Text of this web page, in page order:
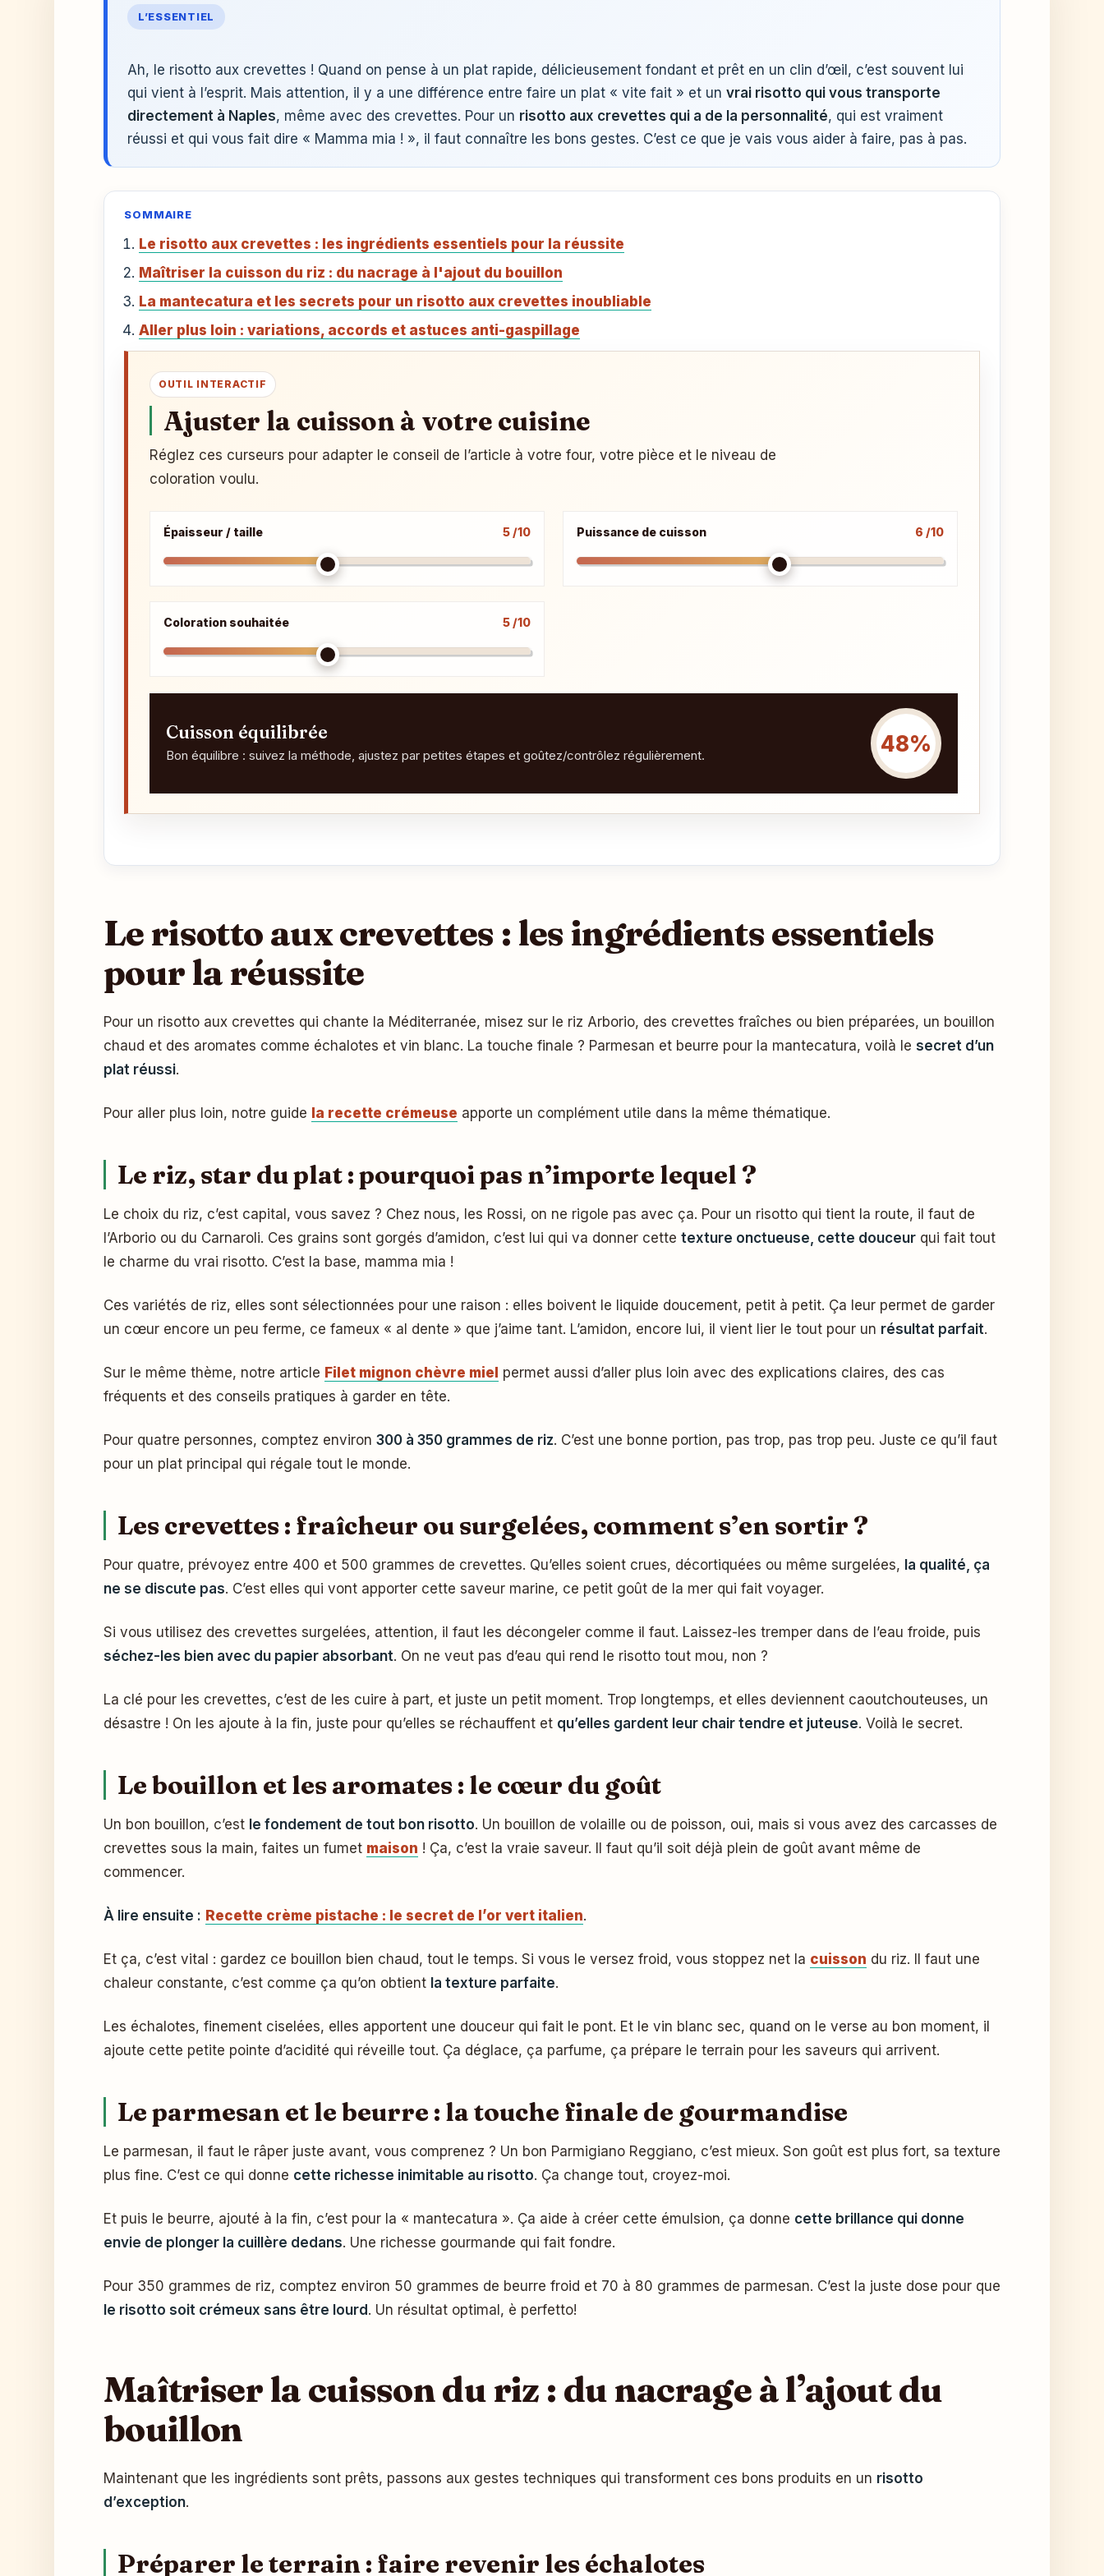
L’ESSENTIEL
Ah, le risotto aux crevettes ! Quand on pense à un plat rapide, délicieusement fondant et prêt en un clin d’œil, c’est souvent lui
qui vient à l’esprit. Mais attention, il y a une différence entre faire un plat « vite fait » et un vrai risotto qui vous transporte
directement à Naples, même avec des crevettes. Pour un risotto aux crevettes qui a de la personnalité, qui est vraiment
réussi et qui vous fait dire « Mamma mia ! », il faut connaître les bons gestes. C’est ce que je vais vous aider à faire, pas à pas.
SOMMAIRE
Le risotto aux crevettes : les ingrédients essentiels pour la réussite
Maîtriser la cuisson du riz : du nacrage à l'ajout du bouillon
La mantecatura et les secrets pour un risotto aux crevettes inoubliable
Aller plus loin : variations, accords et astuces anti-gaspillage
OUTIL INTERACTIF
Ajuster la cuisson à votre cuisine
Réglez ces curseurs pour adapter le conseil de l’article à votre four, votre pièce et le niveau de
coloration voulu.
Épaisseur / taille 5 /10 Puissance de cuisson 6 /10
Coloration souhaitée 5 /10
Cuisson équilibrée
Bon équilibre : suivez la méthode, ajustez par petites étapes et goûtez/contrôlez régulièrement. 48%
Le risotto aux crevettes : les ingrédients essentiels
pour la réussite
Pour un risotto aux crevettes qui chante la Méditerranée, misez sur le riz Arborio, des crevettes fraîches ou bien préparées, un bouillon
chaud et des aromates comme échalotes et vin blanc. La touche finale ? Parmesan et beurre pour la mantecatura, voilà le secret d’un
plat réussi.
Pour aller plus loin, notre guide la recette crémeuse apporte un complément utile dans la même thématique.
Le riz, star du plat : pourquoi pas n’importe lequel ?
Le choix du riz, c’est capital, vous savez ? Chez nous, les Rossi, on ne rigole pas avec ça. Pour un risotto qui tient la route, il faut de
l’Arborio ou du Carnaroli. Ces grains sont gorgés d’amidon, c’est lui qui va donner cette texture onctueuse, cette douceur qui fait tout
le charme du vrai risotto. C’est la base, mamma mia !
Ces variétés de riz, elles sont sélectionnées pour une raison : elles boivent le liquide doucement, petit à petit. Ça leur permet de garder
un cœur encore un peu ferme, ce fameux « al dente » que j’aime tant. L’amidon, encore lui, il vient lier le tout pour un résultat parfait.
Sur le même thème, notre article Filet mignon chèvre miel permet aussi d’aller plus loin avec des explications claires, des cas
fréquents et des conseils pratiques à garder en tête.
Pour quatre personnes, comptez environ 300 à 350 grammes de riz. C’est une bonne portion, pas trop, pas trop peu. Juste ce qu’il faut
pour un plat principal qui régale tout le monde.
Les crevettes : fraîcheur ou surgelées, comment s’en sortir ?
Pour quatre, prévoyez entre 400 et 500 grammes de crevettes. Qu’elles soient crues, décortiquées ou même surgelées, la qualité, ça
ne se discute pas. C’est elles qui vont apporter cette saveur marine, ce petit goût de la mer qui fait voyager.
Si vous utilisez des crevettes surgelées, attention, il faut les décongeler comme il faut. Laissez-les tremper dans de l’eau froide, puis
séchez-les bien avec du papier absorbant. On ne veut pas d’eau qui rend le risotto tout mou, non ?
La clé pour les crevettes, c’est de les cuire à part, et juste un petit moment. Trop longtemps, et elles deviennent caoutchouteuses, un
désastre ! On les ajoute à la fin, juste pour qu’elles se réchauffent et qu’elles gardent leur chair tendre et juteuse. Voilà le secret.
Le bouillon et les aromates : le cœur du goût
Un bon bouillon, c’est le fondement de tout bon risotto. Un bouillon de volaille ou de poisson, oui, mais si vous avez des carcasses de
crevettes sous la main, faites un fumet maison ! Ça, c’est la vraie saveur. Il faut qu’il soit déjà plein de goût avant même de
commencer.
À lire ensuite : Recette crème pistache : le secret de l’or vert italien.
Et ça, c’est vital : gardez ce bouillon bien chaud, tout le temps. Si vous le versez froid, vous stoppez net la cuisson du riz. Il faut une
chaleur constante, c’est comme ça qu’on obtient la texture parfaite.
Les échalotes, finement ciselées, elles apportent une douceur qui fait le pont. Et le vin blanc sec, quand on le verse au bon moment, il
ajoute cette petite pointe d’acidité qui réveille tout. Ça déglace, ça parfume, ça prépare le terrain pour les saveurs qui arrivent.
Le parmesan et le beurre : la touche finale de gourmandise
Le parmesan, il faut le râper juste avant, vous comprenez ? Un bon Parmigiano Reggiano, c’est mieux. Son goût est plus fort, sa texture
plus fine. C’est ce qui donne cette richesse inimitable au risotto. Ça change tout, croyez-moi.
Et puis le beurre, ajouté à la fin, c’est pour la « mantecatura ». Ça aide à créer cette émulsion, ça donne cette brillance qui donne
envie de plonger la cuillère dedans. Une richesse gourmande qui fait fondre.
Pour 350 grammes de riz, comptez environ 50 grammes de beurre froid et 70 à 80 grammes de parmesan. C’est la juste dose pour que
le risotto soit crémeux sans être lourd . Un résultat optimal, è perfetto!
Maîtriser la cuisson du riz : du nacrage à l’ajout du
bouillon
Maintenant que les ingrédients sont prêts, passons aux gestes techniques qui transforment ces bons produits en un risotto
d’exception.
Préparer le terrain : faire revenir les échalotes